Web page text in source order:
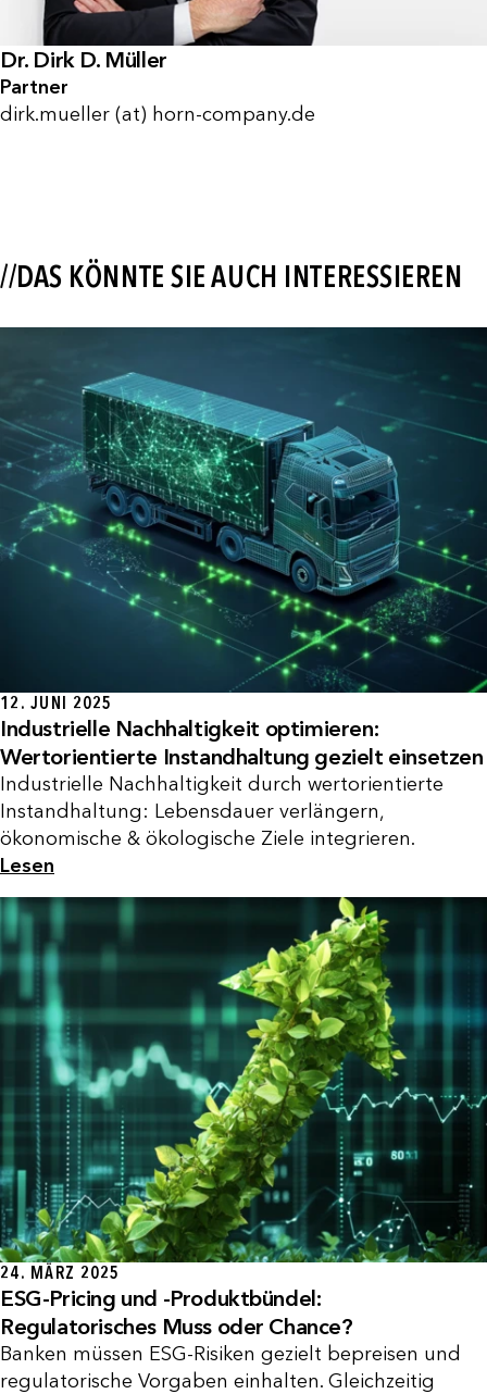
Dr. Dirk D. Müller
Partner
dirk.mueller (at) horn-company.de
//DAS KÖNNTE SIE AUCH INTERESSIEREN
12. JUNI 2025
Industrielle Nachhaltigkeit optimieren:
Wertorientierte Instandhaltung gezielt einsetzen
Industrielle Nachhaltigkeit durch wertorientierte
Instandhaltung: Lebensdauer verlängern,
ökonomische & ökologische Ziele integrieren.
Lesen
24. MÄRZ 2025
ESG-Pricing und -Produktbündel:
Regulatorisches Muss oder Chance?
Banken müssen ESG-Risiken gezielt bepreisen und
regulatorische Vorgaben einhalten. Gleichzeitig